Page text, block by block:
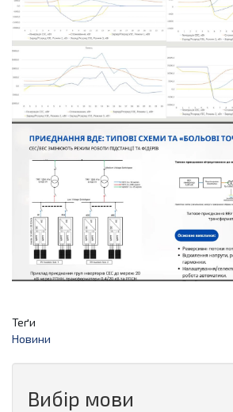
Теґи
Новини
Вибір мови